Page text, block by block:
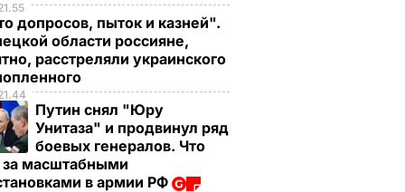
допросов, пыток и казней".
области россияне,
расстреляли украинского
Путин снял "Юру
Унитаза" и продвинул ряд
боевых генералов. Что
за масштабными
в армии РФ